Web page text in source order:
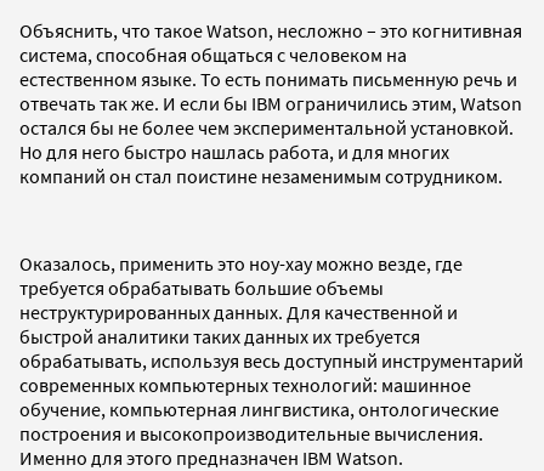
Объяснить, что такое Watson, несложно – это когнитивная
система, способная общаться с человеком на
естественном языке. То есть понимать письменную речь и
отвечать так же. И если бы IBM ограничились этим, Watson
остался бы не более чем экспериментальной установкой.
Но для него быстро нашлась работа, и для многих
компаний он стал поистине незаменимым сотрудником.
Оказалось, применить это ноу-хау можно везде, где
требуется обрабатывать большие объемы
неструктурированных данных. Для качественной и
быстрой аналитики таких данных их требуется
обрабатывать, используя весь доступный инструментарий
современных компьютерных технологий: машинное
обучение, компьютерная лингвистика, онтологические
построения и высокопроизводительные вычисления.
Именно для этого предназначен IBM Watson.